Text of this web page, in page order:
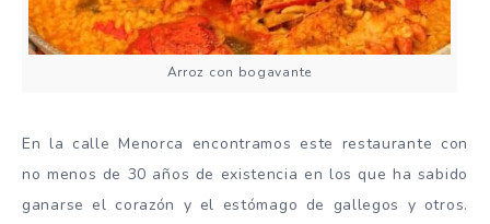
Arroz con bogavante
En la calle Menorca encontramos este restaurante con
no menos de 30 años de existencia en los que ha sabido
ganarse el corazón y el estómago de gallegos y otros.